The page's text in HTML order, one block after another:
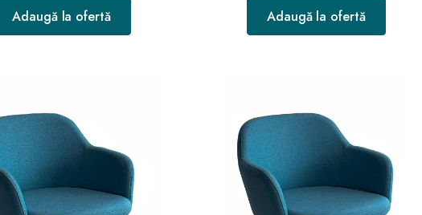
Adaugă la ofertă Adaugă la ofertă